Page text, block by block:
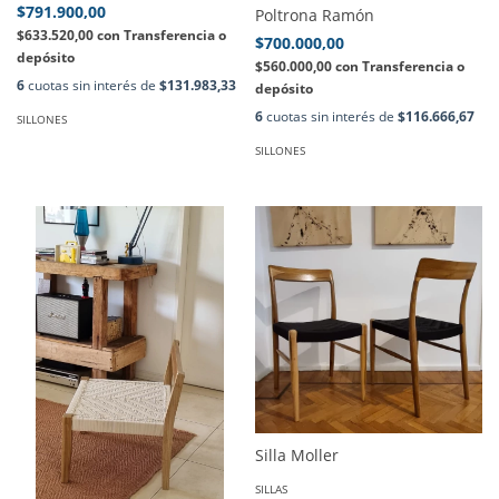
$791.900,00
$633.520,00con Transferencia o
depósito
6cuotas sin interés de $131.983,33
SILLONES
Poltrona Ramón
$700.000,00
$560.000,00con Transferencia o
depósito
6cuotas sin interés de $116.666,67
SILLONES
Silla Moller
SILLAS